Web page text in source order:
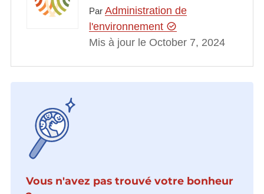
Par Administration de
l'environnement
Mis à jour le October 7, 2024
Vous n'avez pas trouvé votre bonheur